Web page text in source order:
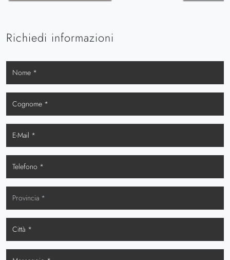
Richiedi informazioni